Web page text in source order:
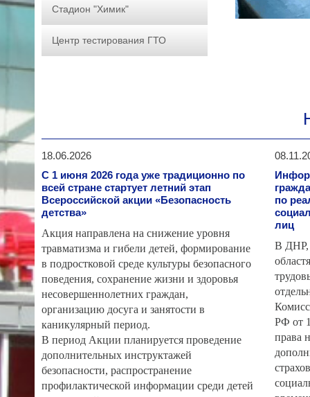
Стадион "Химик"
Центр тестирования ГТО
18.06.2026
С 1 июня 2026 года уже традиционно по
всей стране стартует летний этап
Всероссийской акции «Безопасность
детства»
️Акция направлена на снижение уровня
травматизма и гибели детей, формирование
в подростковой среде культуры безопасного
поведения, сохранение жизни и здоровья
несовершеннолетних граждан,
организацию досуга и занятости в
каникулярный период.
В период Акции планируется проведение
дополнительных инструктажей
безопасности, распространение
профилактической информации среди детей
по
лиц
В ДНР,
РФ от
права